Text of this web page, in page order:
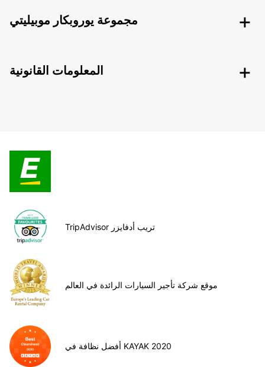
مجموعة يوروبكار موبيليتي
المعلومات القانونية
TripAdvisor تريب أدفايزر
موقع شركة تأجير السيارات الرائدة في العالم
أفضل نظافة في KAYAK 2020